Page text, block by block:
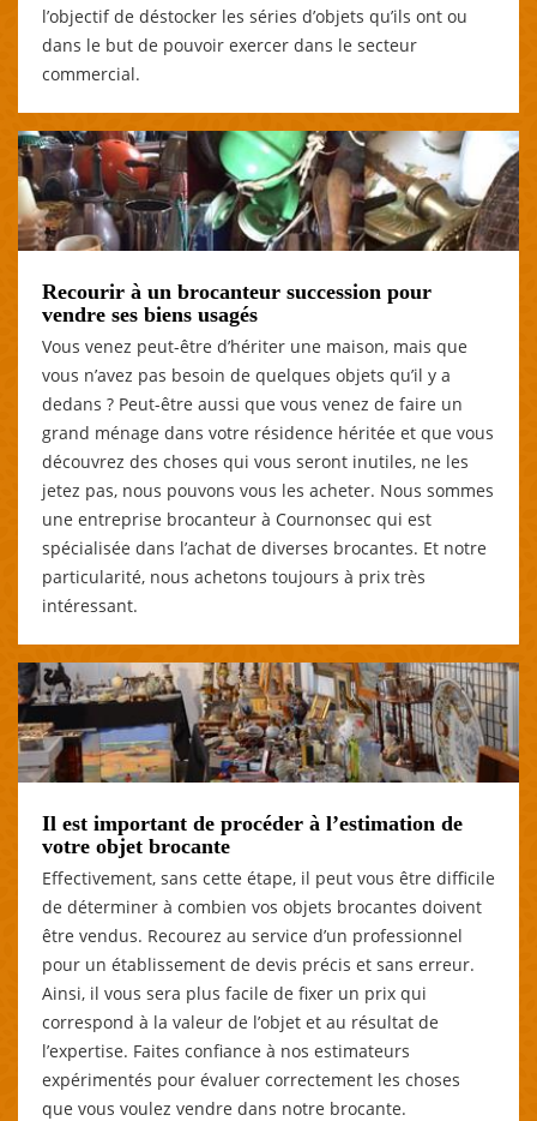
l’objectif de déstocker les séries d’objets qu’ils ont ou
dans le but de pouvoir exercer dans le secteur
commercial.
Recourir à un brocanteur succession pour
vendre ses biens usagés
Vous venez peut-être d’hériter une maison, mais que
vous n’avez pas besoin de quelques objets qu’il y a
dedans ? Peut-être aussi que vous venez de faire un
grand ménage dans votre résidence héritée et que vous
découvrez des choses qui vous seront inutiles, ne les
jetez pas, nous pouvons vous les acheter. Nous sommes
une entreprise brocanteur à Cournonsec qui est
spécialisée dans l’achat de diverses brocantes. Et notre
particularité, nous achetons toujours à prix très
intéressant.
Il est important de procéder à l’estimation de
votre objet brocante
Effectivement, sans cette étape, il peut vous être difficile
de déterminer à combien vos objets brocantes doivent
être vendus. Recourez au service d’un professionnel
pour un établissement de devis précis et sans erreur.
Ainsi, il vous sera plus facile de fixer un prix qui
correspond à la valeur de l’objet et au résultat de
l’expertise. Faites confiance à nos estimateurs
expérimentés pour évaluer correctement les choses
que vous voulez vendre dans notre brocante.